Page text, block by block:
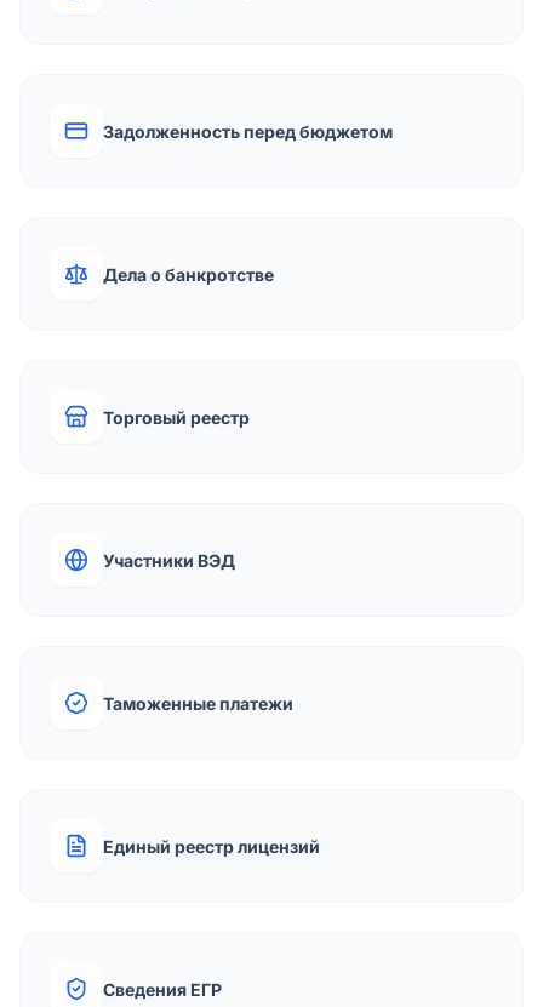
Задолженность перед бюджетом
Дела о банкротстве
Торговый реестр
Участники ВЭД
Таможенные платежи
Единый реестр лицензий
Сведения ЕГР